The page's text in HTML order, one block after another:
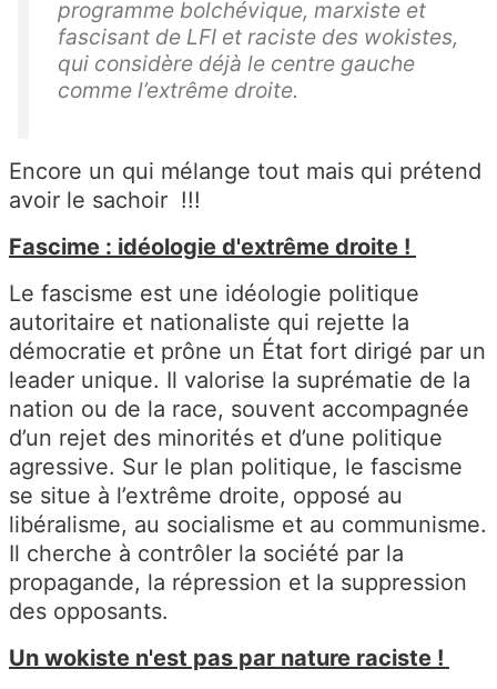
programme bolchévique, marxiste et
fascisant de LFI et raciste des wokistes,
qui considère déjà le centre gauche
comme l’extrême droite.
Encore un qui mélange tout mais qui prétend
avoir le sachoir !!!
Fascime : idéologie d'extrême droite !
Le fascisme est une idéologie politique
autoritaire et nationaliste qui rejette la
démocratie et prône un État fort dirigé par un
leader unique. Il valorise la suprématie de la
nation ou de la race, souvent accompagnée
d’un rejet des minorités et d’une politique
agressive. Sur le plan politique, le fascisme
se situe à l’extrême droite, opposé au
libéralisme, au socialisme et au communisme.
Il cherche à contrôler la société par la
propagande, la répression et la suppression
des opposants.
Un wokiste n'est pas par nature raciste !